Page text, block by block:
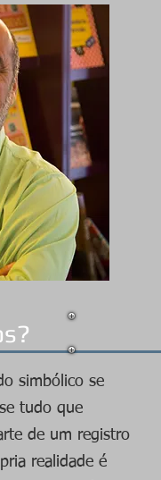
simbólico se
tudo que
de um registro
realidade é